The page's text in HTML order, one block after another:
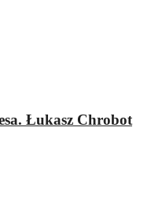
Łukasz Chrobot